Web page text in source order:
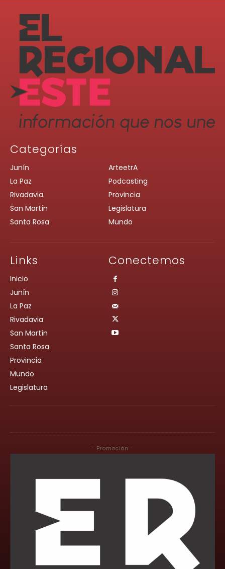
Categorías
Junín
La Paz
Rivadavia
San Martín
Santa Rosa
ArteetrA
Podcasting
Provincia
Legislatura
Mundo
Links
Inicio
Junín
La Paz
Rivadavia
San Martín
Santa Rosa
Provincia
Mundo
Legislatura
Conectemos
- Promoción -